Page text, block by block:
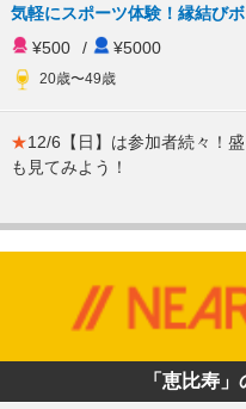
気軽にスポーツ体験！縁結び
¥500
/ ¥5000
20歳〜49歳
★12/6【日】は参加者続々！
も見てみよう！
「恵比寿